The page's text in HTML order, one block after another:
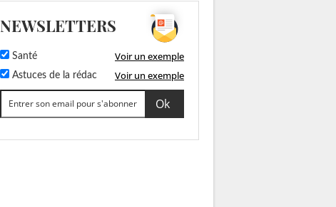
NEWSLETTERS
Santé Voir un exemple
Astuces de la rédac Voir un exemple